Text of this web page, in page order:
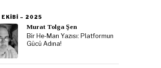
EKIBI – 2025
Murat Tolga Şen
Bir He-Man Yazısı: Platformun
Gücü Adına!